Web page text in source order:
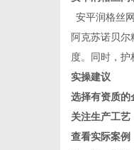
安平润格丝
阿克苏诺贝
度。同时，
实操建议
选择有资质的
关注生产工艺
查看实际案例